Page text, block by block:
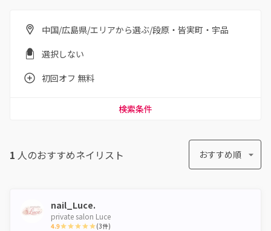
中国/広島県/エリアから選ぶ/段原・皆実町・宇品
選択しない
初回オフ 無料
検索条件
1 人のおすすめネイリスト おすすめ順
nail_Luce.
private salon Luce
4.9 (3件)